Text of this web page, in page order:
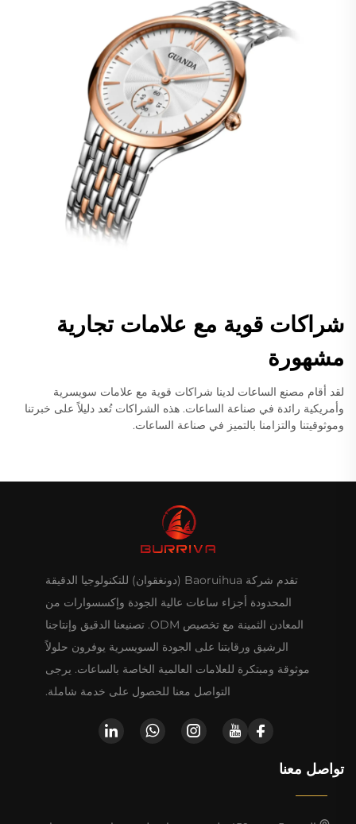
شراكات قوية مع علامات تجارية
مشهورة
لقد أقام مصنع الساعات لدينا شراكات قوية مع علامات سويسرية
وأمريكية رائدة في صناعة الساعات. هذه الشراكات تُعد دليلاً على خبرتنا
وموثوقيتنا والتزامنا بالتميز في صناعة الساعات.
تقدم شركة Baoruihua (دونغقوان) للتكنولوجيا الدقيقة
المحدودة أجزاء ساعات عالية الجودة وإكسسوارات من
المعادن الثمينة مع تخصيص ODM. تصنيعنا الدقيق وإنتاجنا
الرشيق ورقابتنا على الجودة السويسرية يوفرون حلولاً
موثوقة ومبتكرة للعلامات العالمية الخاصة بالساعات. يرجى
التواصل معنا للحصول على خدمة شاملة.
تواصل معنا